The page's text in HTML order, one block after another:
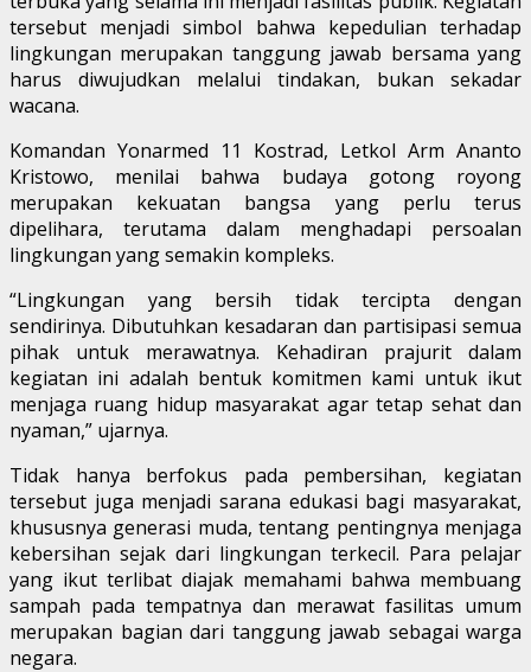
tersebut menjadi simbol bahwa kepedulian terhadap
lingkungan merupakan tanggung jawab bersama yang
harus diwujudkan melalui tindakan, bukan sekadar
wacana.
Komandan Yonarmed 11 Kostrad, Letkol Arm Ananto
Kristowo, menilai bahwa budaya gotong royong
merupakan kekuatan bangsa yang perlu terus
dipelihara, terutama dalam menghadapi persoalan
lingkungan yang semakin kompleks.
“Lingkungan yang bersih tidak tercipta dengan
sendirinya. Dibutuhkan kesadaran dan partisipasi semua
pihak untuk merawatnya. Kehadiran prajurit dalam
kegiatan ini adalah bentuk komitmen kami untuk ikut
menjaga ruang hidup masyarakat agar tetap sehat dan
nyaman,” ujarnya.
Tidak hanya berfokus pada pembersihan, kegiatan
tersebut juga menjadi sarana edukasi bagi masyarakat,
khususnya generasi muda, tentang pentingnya menjaga
kebersihan sejak dari lingkungan terkecil. Para pelajar
yang ikut terlibat diajak memahami bahwa membuang
sampah pada tempatnya dan merawat fasilitas umum
merupakan bagian dari tanggung jawab sebagai warga
negara.